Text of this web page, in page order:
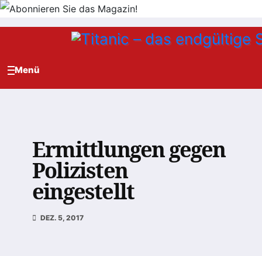
Zum
Ermittlungen gegen
Polizisten
eingestellt
DEZ. 5, 2017